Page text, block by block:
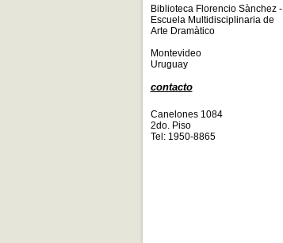
Biblioteca Florencio Sànchez -
Escuela Multidisciplinaria de
Arte Dramàtico
Montevideo
Uruguay
contacto
Canelones 1084
2do. Piso
Tel: 1950-8865